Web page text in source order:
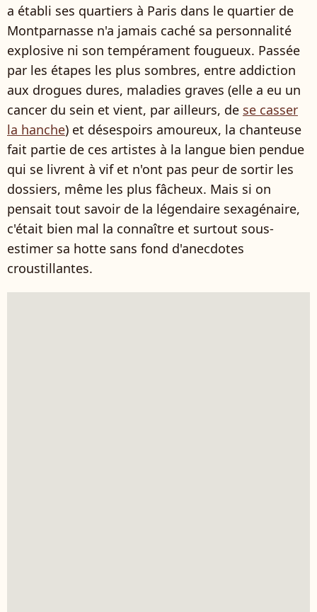
a établi ses quartiers à Paris dans le quartier de
Montparnasse n'a jamais caché sa personnalité
explosive ni son tempérament fougueux. Passée
par les étapes les plus sombres, entre addiction
aux drogues dures, maladies graves (elle a eu un
cancer du sein et vient, par ailleurs, de se casser
la hanche) et désespoirs amoureux, la chanteuse
fait partie de ces artistes à la langue bien pendue
qui se livrent à vif et n'ont pas peur de sortir les
dossiers, même les plus fâcheux. Mais si on
pensait tout savoir de la légendaire sexagénaire,
c'était bien mal la connaître et surtout sous-
estimer sa hotte sans fond d'anecdotes
croustillantes.